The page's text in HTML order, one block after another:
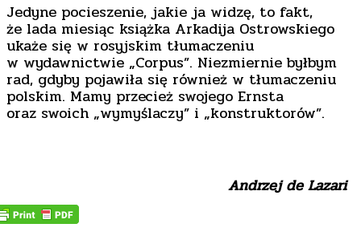
Jedyne pocieszenie, jakie ja widzę, to fakt,
że lada miesiąc książka Arkadija Ostrowskiego
ukaże się w rosyjskim tłumaczeniu
w wydawnictwie „Corpus”. Niezmiernie byłbym
rad, gdyby pojawiła się również w tłumaczeniu
polskim. Mamy przecież swojego Ernsta
oraz swoich „wymyślaczy” i „konstruktorów”.
Andrzej de Lazari